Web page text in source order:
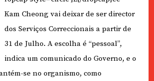
Kam Cheong vai deixar de ser director
dos Serviços Correccionais a partir de
31 de Julho. A escolha é “pessoal”,
indica um comunicado do Governo, e o
se no organismo, como